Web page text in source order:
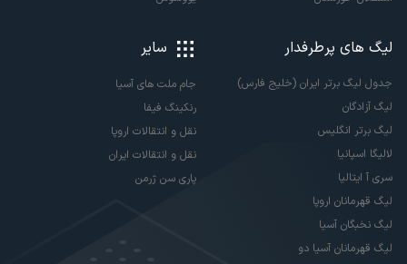
لیگ های پرطرفدار
جدول لیگ برتر ایران (خلیج فارس)
لیگ آزادگان
لیگ برتر انگلیس
لالیگا اسپانیا
سری آ ایتالیا
لیگ قهرمانان اروپا
لیگ نخبگان آسیا
لیگ قهرمانان آسیا دو
سایر
جام ملت های آسیا
رنکینگ فیفا
نقل و انتقالات اروپا
نقل و انتقالات ایران
پاری سن ژرمن